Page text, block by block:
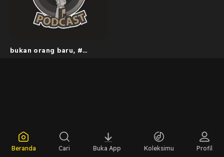
bukan orang baru, #
Beranda Cari Buka App Koleksimu Profil